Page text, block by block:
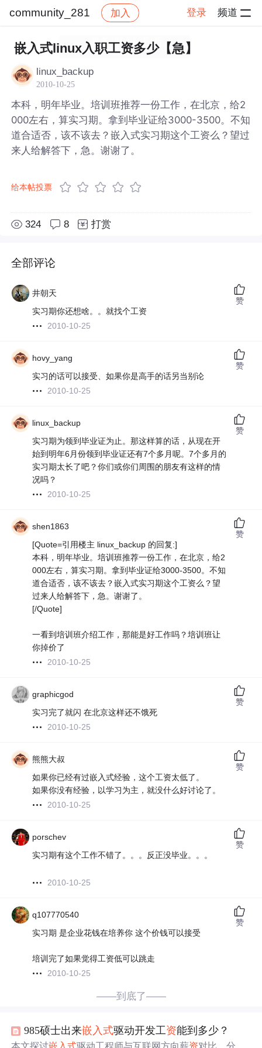
community_281 加入 登录 频道
社区 community_281 帖子详情
嵌入式linux入职工资多少【急】
linux_backup
2010-10-25
本科，明年毕业。培训班推荐一份工作，在北京，给2
000左右，算实习期。拿到毕业证给3000-3500。不知
道合适否，该不该去？嵌入式实习期这个工资么？望过
来人给解答下，急。谢谢了。
给本帖投票
324 8 打赏
全部评论
井朝天
实习期你还想啥。。就找个工资
2010-10-25
赞
hovy_yang
实习的话可以接受、如果你是高手的话另当别论
2010-10-25
赞
linux_backup
实习期为领到毕业证为止。那这样算的话，从现在开
始到明年6月份领到毕业证还有7个多月呢。7个多月的
实习期太长了吧？你们或你们周围的朋友有这样的情
况吗？
2010-10-25
赞
shen1863
[Quote=引用楼主 linux_backup 的回复:]
本科，明年毕业。培训班推荐一份工作，在北京，给2
000左右，算实习期。拿到毕业证给3000-3500。不知
道合适否，该不该去？嵌入式实习期这个工资么？望
过来人给解答下，急。谢谢了。
[/Quote]
一看到培训班介绍工作，那能是好工作吗？培训班让
你掉价了
2010-10-25
赞
graphicgod
实习完了就闪 在北京这样还不饿死
2010-10-25
赞
熊熊大叔
如果你已经有过嵌入式经验，这个工资太低了。
如果你没有经验，以学习为主，就没什么好讨论了。
2010-10-25
赞
porschev
实习期有这个工作不错了。。。反正没毕业。。。
2010-10-25
赞
q107770540
实习期 是企业花钱在培养你 这个价钱可以接受
培训完了如果觉得工资低可以跳走
2010-10-25
赞
——到底了——
985硕士出来嵌入式驱动开发工资能到多少？